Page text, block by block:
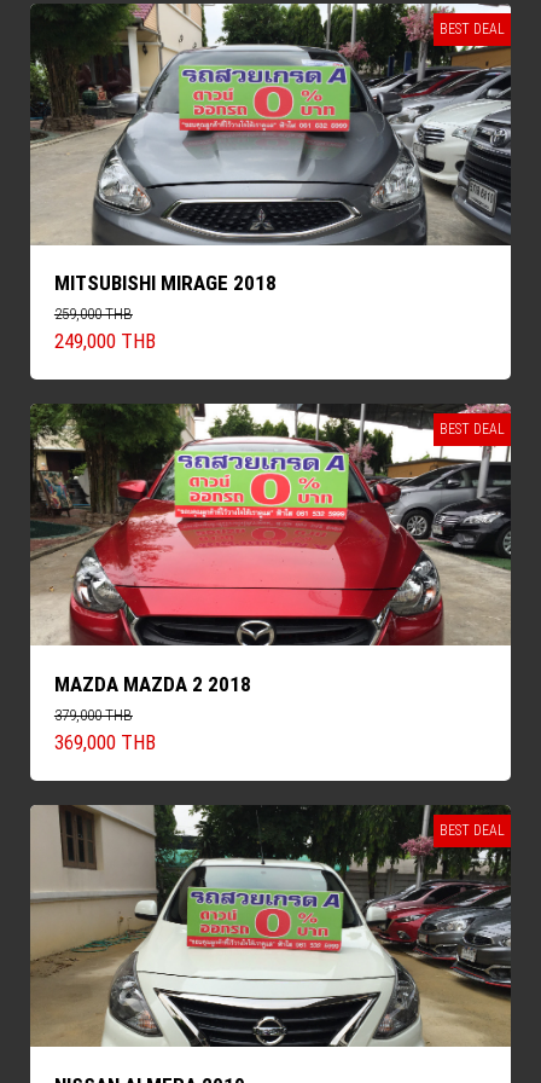
BEST DEAL
MITSUBISHI MIRAGE 2018
259,000 THB
249,000 THB
BEST DEAL
MAZDA MAZDA 2 2018
379,000 THB
369,000 THB
BEST DEAL